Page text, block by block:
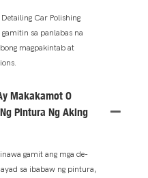
Car Polishing
sa panlabas na
magpakintab at
Makakamot O
Pintura Ng Aking
gamit ang mga de-
sa ibabaw ng pintura,